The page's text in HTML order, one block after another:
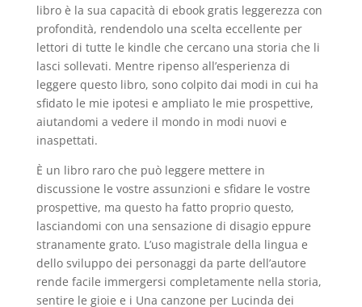
libro è la sua capacità di ebook gratis leggerezza con
profondità, rendendolo una scelta eccellente per
lettori di tutte le kindle che cercano una storia che li
lasci sollevati. Mentre ripenso all’esperienza di
leggere questo libro, sono colpito dai modi in cui ha
sfidato le mie ipotesi e ampliato le mie prospettive,
aiutandomi a vedere il mondo in modi nuovi e
inaspettati.
È un libro raro che può leggere mettere in
discussione le vostre assunzioni e sfidare le vostre
prospettive, ma questo ha fatto proprio questo,
lasciandomi con una sensazione di disagio eppure
stranamente grato. L’uso magistrale della lingua e
dello sviluppo dei personaggi da parte dell’autore
rende facile immergersi completamente nella storia,
sentire le gioie e i Una canzone per Lucinda dei